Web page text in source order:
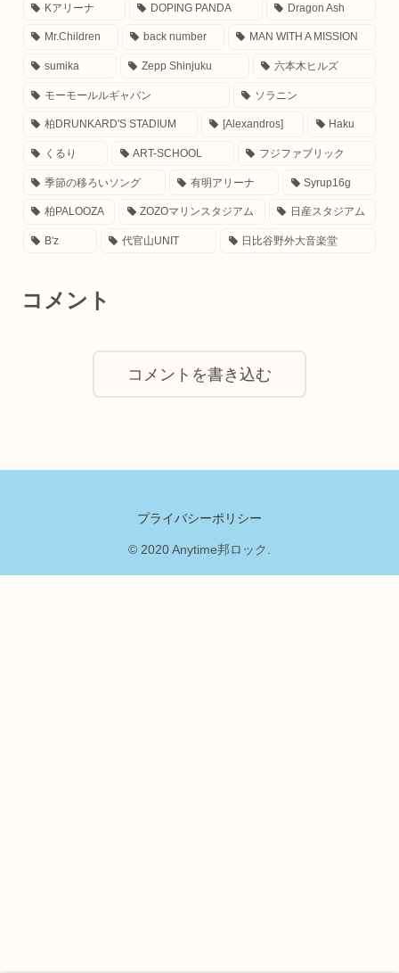
Kアリーナ DOPING PANDA Dragon Ash
Mr.Children back number MAN WITH A MISSION
sumika Zepp Shinjuku 六本木ヒルズ
モーモールルギャバン ソラニン
柏DRUNKARD'S STADIUM [Alexandros] Haku
くるり ART-SCHOOL フジファブリック
季節の移ろいソング 有明アリーナ Syrup16g
柏PALOOZA ZOZOマリンスタジアム 日産スタジアム
B'z 代官山UNIT 日比谷野外大音楽堂
コメント
コメントを書き込む
プライバシーポリシー
© 2020 Anytime邦ロック.